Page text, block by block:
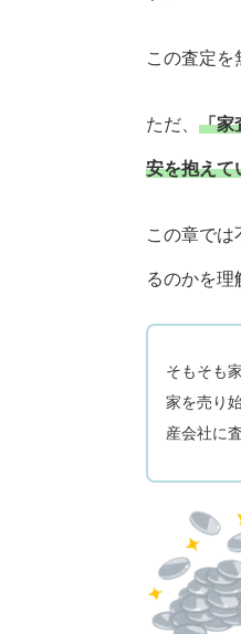
この査定を
ただ、 「家
安を抱えて
この章では
るのかを理
そもそも
家を売り
産会社に